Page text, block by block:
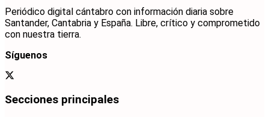
Periódico digital cántabro con información diaria sobre
Santander, Cantabria y España. Libre, crítico y comprometido
con nuestra tierra.
Síguenos
Secciones principales